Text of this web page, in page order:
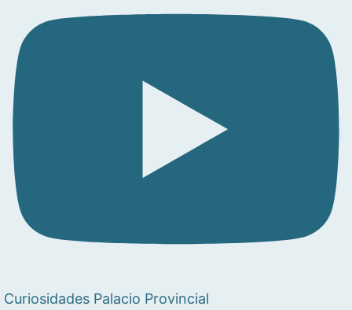
Curiosidades Palacio Provincial